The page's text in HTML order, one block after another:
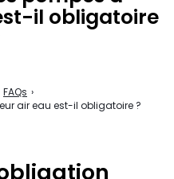
il obligatoire
FAQs ›
air eau est-il obligatoire ?